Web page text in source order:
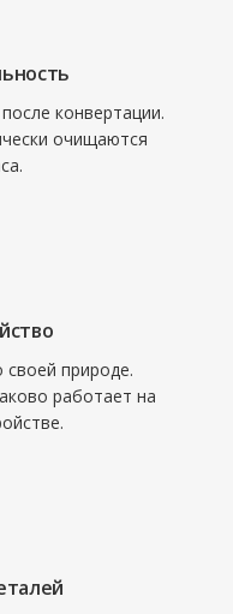
конвертации.
очищаются
природе.
работает на